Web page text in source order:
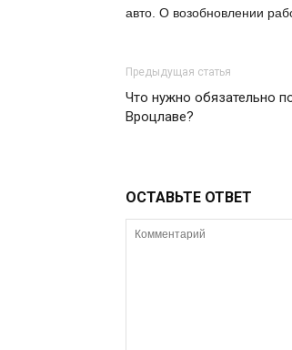
авто. О возобновлении
Предыдущая статья
Что нужно обязательно
Вроцлаве?
ОСТАВЬТЕ ОТВЕТ